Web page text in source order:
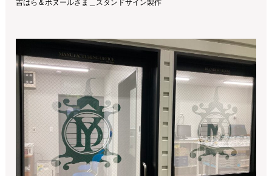
吉はら＆ボヌールさま＿スタンドサイン製作